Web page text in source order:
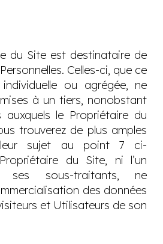
du Site est destinataire de
Celles-ci, que ce
ou agrégée, ne
à un tiers, nonobstant
auxquels le Propriétaire du
trouverez de plus amples
sujet au point 7 ci-
du Site, ni l’un
ses sous-traitants, ne
des données
et Utilisateurs de son